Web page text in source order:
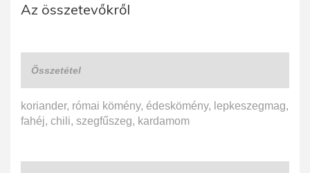
Az összetevőkről
Összetétel
koriander, római kömény, édeskömény, lepkeszegmag,
fahéj, chili, szegfűszeg, kardamom